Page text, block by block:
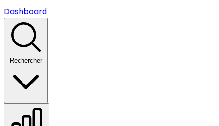
Dashboard
Rechercher